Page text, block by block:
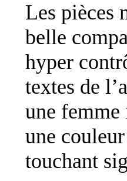
Les pièces
belle
hyper
textes de
une
une
touchant